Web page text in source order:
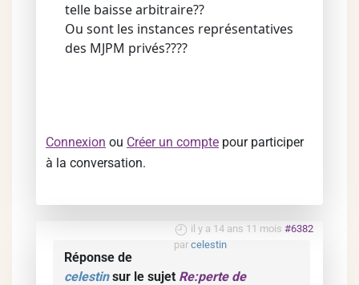
telle baisse arbitraire??
Ou sont les instances représentatives
des MJPM privés????
Connexion ou Créer un compte pour participer
à la conversation.
il y a 14 ans 11 mois #6382
par celestin
Réponse de
celestinsur le sujet Re:perte de